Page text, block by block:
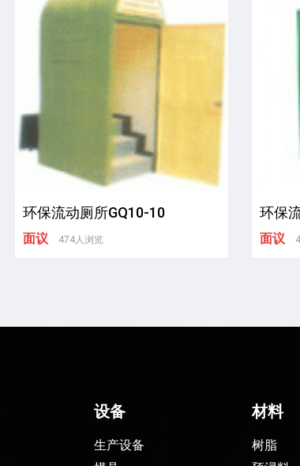
环保流动厕所GQ10-10
面议 474人浏览
环保
面议
设备
生产设备
材料
树脂